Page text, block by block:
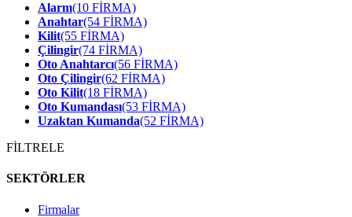
Alarm(10 FİRMA)
Anahtar(54 FİRMA)
Kilit(55 FİRMA)
Çilingir(74 FİRMA)
Oto Anahtarcı(56 FİRMA)
Oto Çilingir(62 FİRMA)
Oto Kilit(18 FİRMA)
Oto Kumandası(53 FİRMA)
Uzaktan Kumanda(52 FİRMA)
FİLTRELE
SEKTÖRLER
Firmalar